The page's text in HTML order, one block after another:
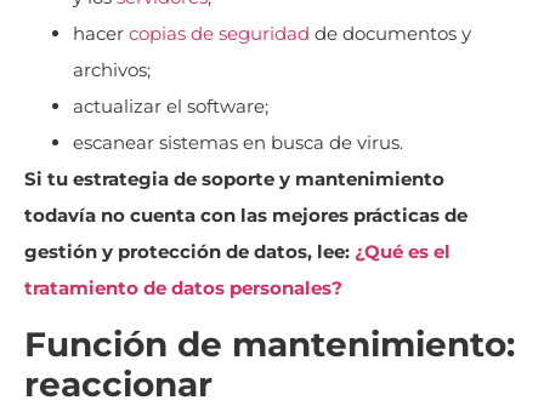
hacer copias de seguridad de documentos y
archivos;
actualizar el software;
escanear sistemas en busca de virus.
Si tu estrategia de soporte y mantenimiento
todavía no cuenta con las mejores prácticas de
gestión y protección de datos, lee: ¿Qué es el
tratamiento de datos personales?
Función de mantenimiento:
reaccionar